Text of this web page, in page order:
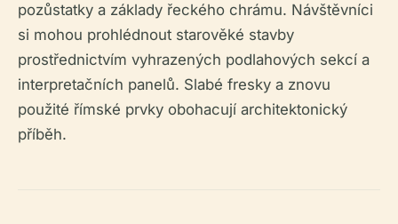
pozůstatky a základy řeckého chrámu. Návštěvníci
si mohou prohlédnout starověké stavby
prostřednictvím vyhrazených podlahových sekcí a
interpretačních panelů. Slabé fresky a znovu
použité římské prvky obohacují architektonický
příběh.